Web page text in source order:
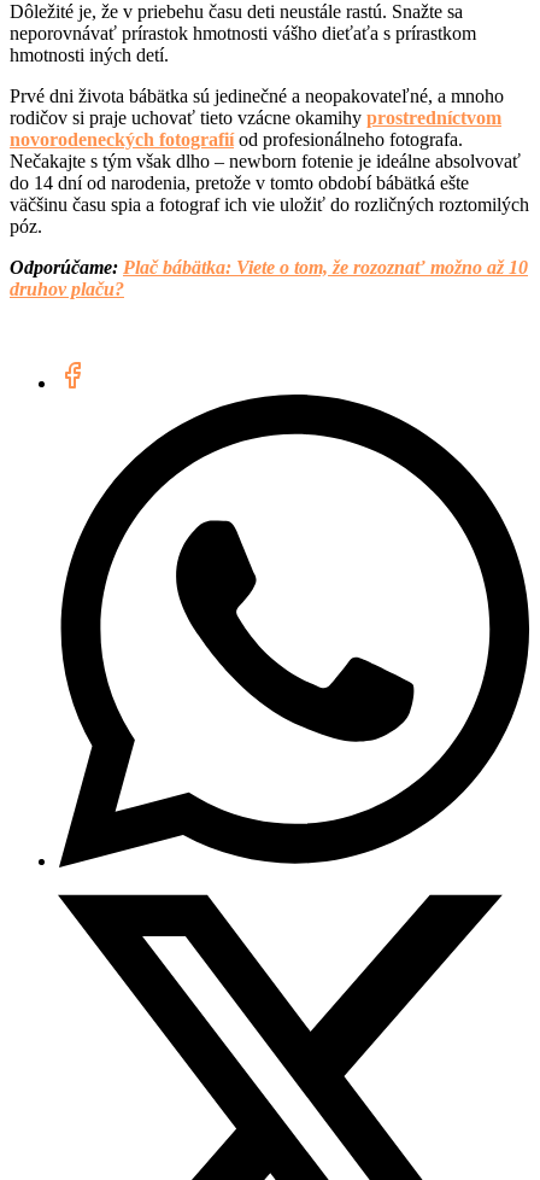
Dôležité je, že v priebehu času deti neustále rastú. Snažte sa
neporovnávať prírastok hmotnosti vášho dieťaťa s prírastkom
hmotnosti iných detí.
Prvé dni života bábätka sú jedinečné a neopakovateľné, a mnoho
rodičov si praje uchovať tieto vzácne okamihy prostredníctvom
novorodeneckých fotografiíod profesionálneho fotografa.
Nečakajte s tým však dlho – newborn fotenie je ideálne absolvovať
do 14 dní od narodenia, pretože v tomto období bábätká ešte
väčšinu času spia a fotograf ich vie uložiť do rozličných roztomilých
póz.
Odporúčame: Plač bábätka: Viete o tom, že rozoznať možno až 10
druhov plaču?